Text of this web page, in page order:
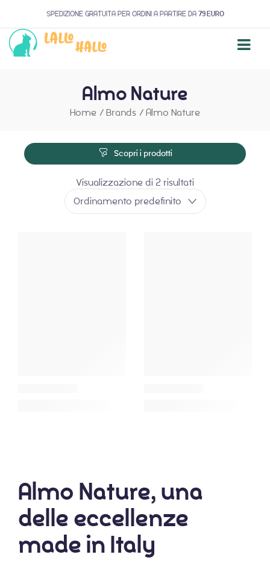
SPEDIZIONE GRATUITA PER ORDINI A PARTIRE DA 79 EURO
Almo Nature
Home / Brands / Almo Nature
Scopri i prodotti
Visualizzazione di 2 risultati
Ordinamento predefinito
Almo Nature, una
delle eccellenze
made in Italy